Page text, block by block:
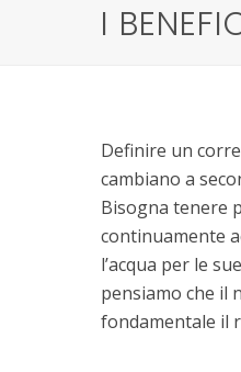
I
Definire un
cambiano a
Bisogna tenere
continuamente
l’acqua per le
pensiamo che il
fondamentale il